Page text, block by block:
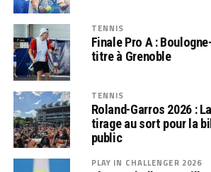
TENNIS
Finale Pro A :
titre à Grenoble
TENNIS
Roland-Garros 2026 :
tirage au sort pour la
public
PLAY IN CHALLENGER 2026